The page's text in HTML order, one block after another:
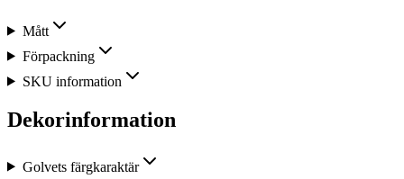
Mått
Förpackning
SKU information
Dekorinformation
Golvets färgkaraktär